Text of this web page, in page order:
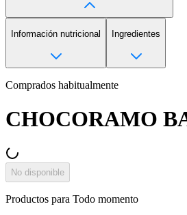
Información nutricional Ingredientes
Comprados habitualmente
CHOCORAMO
No disponible
Productos para Todo momento